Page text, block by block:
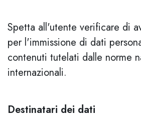
Spetta all'utente verificare di
per l'immissione di dati
contenuti tutelati dalle norme
internazionali.
Destinatari dei dati